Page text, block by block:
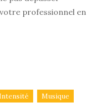
professionnel en
Musique